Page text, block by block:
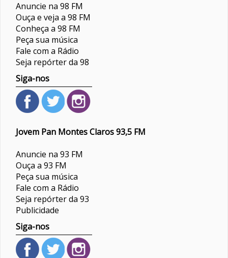
Anuncie na 98 FM
Ouça e veja a 98 FM
Conheça a 98 FM
Peça sua música
Fale com a Rádio
Seja repórter da 98
Siga-nos
Jovem Pan Montes Claros 93,5 FM
Anuncie na 93 FM
Ouça a 93 FM
Peça sua música
Fale com a Rádio
Seja repórter da 93
Publicidade
Siga-nos